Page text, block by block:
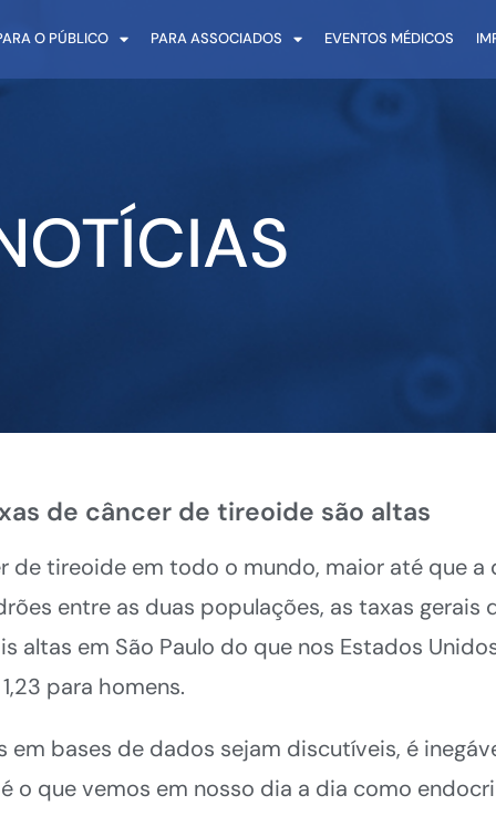
O PÚBLICO PARA ASSOCIADOS EVENTOS MÉDICOS
de câncer de tireoide são altas
de tireoide em todo o mundo, maior até que a
entre as duas populações, as taxas gerais
altas em São Paulo do que nos Estados
para homens.
bases de dados sejam discutíveis, é
que vemos em nosso dia a dia como